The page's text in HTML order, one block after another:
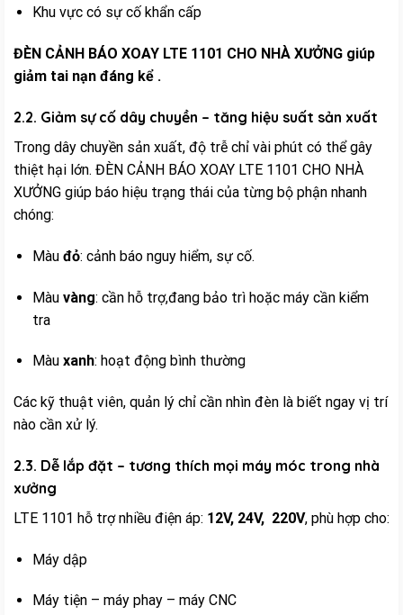
Khu vực có sự cố khẩn cấp
ĐÈN CẢNH BÁO XOAY LTE 1101 CHO NHÀ XƯỞNG giúp
giảm tai nạn đáng kể .
2.2. Giảm sự cố dây chuyền – tăng hiệu suất sản xuất
Trong dây chuyền sản xuất, độ trễ chỉ vài phút có thể gây
thiệt hại lớn. ĐÈN CẢNH BÁO XOAY LTE 1101 CHO NHÀ
XƯỞNG giúp báo hiệu trạng thái của từng bộ phận nhanh
chóng:
Màu đỏ: cảnh báo nguy hiểm, sự cố.
Màu vàng: cần hỗ trợ,đang bảo trì hoặc máy cần kiểm
tra
Màu xanh: hoạt động bình thường
Các kỹ thuật viên, quản lý chỉ cần nhìn đèn là biết ngay vị trí
nào cần xử lý.
2.3. Dễ lắp đặt – tương thích mọi máy móc trong nhà
xưởng
LTE 1101 hỗ trợ nhiều điện áp: 12V, 24V, 220V, phù hợp cho:
Máy dập
Máy tiện – máy phay – máy CNC